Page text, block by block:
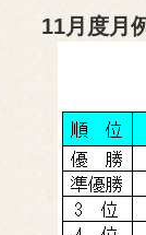
11月度月